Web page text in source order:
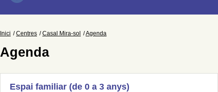
Inici Centres Casal Mira-sol Agenda
Agenda
Espai familiar (de 0 a 3 anys)